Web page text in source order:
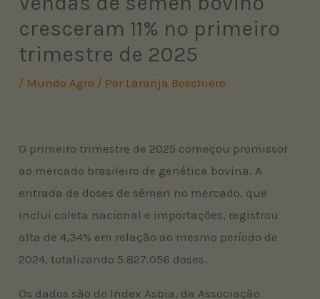
cresceram 11% no primeiro
trimestre de 2025
/ Mundo Agro / Por Laranja Boschiero
O primeiro trimestre de 2025 começou promissor
ao mercado brasileiro de genética bovina. A
entrada de doses de sêmen no mercado, que
inclui coleta nacional e importações, registrou
alta de 4,34% em relação ao mesmo período de
2024, totalizando 5.827.056 doses.
Os dados são do Index Asbia, da Associação